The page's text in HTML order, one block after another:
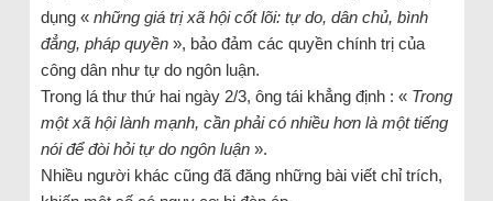
dụng «những giá trị xã hội cốt lõi: tự do, dân chủ, bình
đẳng, pháp quyền», bảo đảm các quyền chính trị của
công dân như tự do ngôn luận.
Trong lá thư thứ hai ngày 2/3, ông tái khẳng định : « Trong
một xã hội lành mạnh, cần phải có nhiều hơn là một tiếng
nói để đòi hỏi tự do ngôn luận».
Nhiều người khác cũng đã đăng những bài viết chỉ trích,